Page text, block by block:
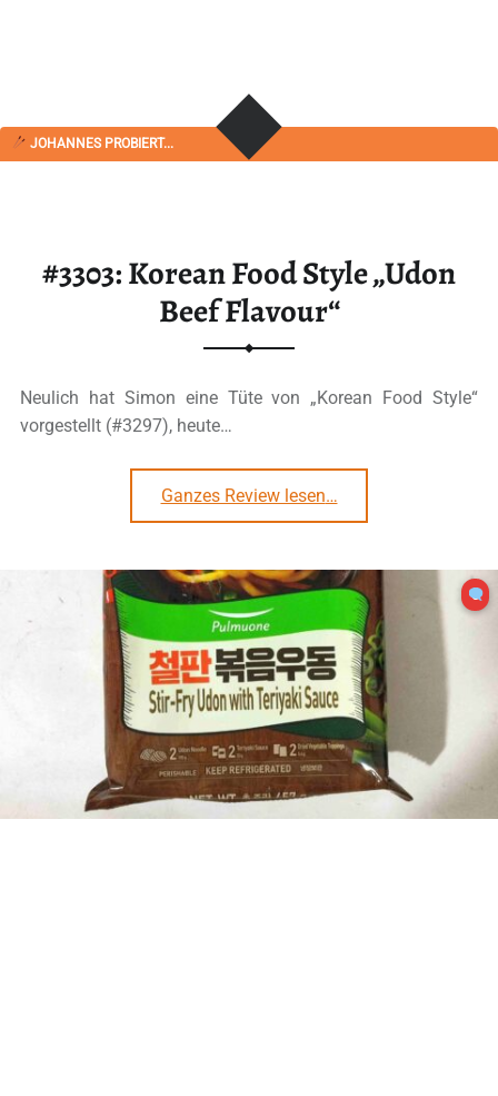
JOHANNES PROBIERT...
#3303: Korean Food Style „Udon
Beef Flavour“
Neulich hat Simon eine Tüte von „Korean Food Style“
vorgestellt (#3297), heute…
Ganzes Review lesen…
0